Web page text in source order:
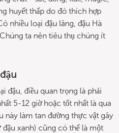
huyết thấp do đó thích hợp
nhiều loại đậu lăng, đậu Hà
ta nên tiêu thụ chúng ít
đậu, điều quan trọng là phải
5-12 giờ hoặc tốt nhất là qua
này làm tan đường thực vật gây
đậu xanh) cũng có thể là một